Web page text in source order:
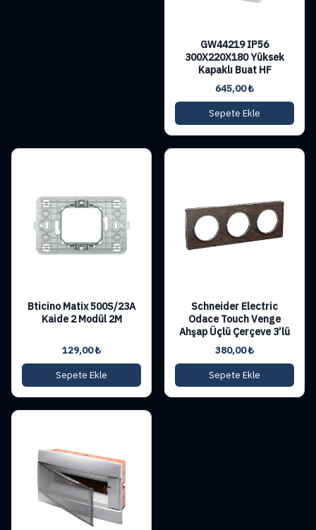
GW44219 IP56
300X220X180 Yüksek
Kapaklı Buat HF
645,00₺
Sepete Ekle
Bticino Matix 500S/23A
Kaide 2 Modül 2M
129,00₺
Sepete Ekle
Schneider Electric
Odace Touch Venge
Ahşap Üçlü Çerçeve 3’lü
380,00₺
Sepete Ekle